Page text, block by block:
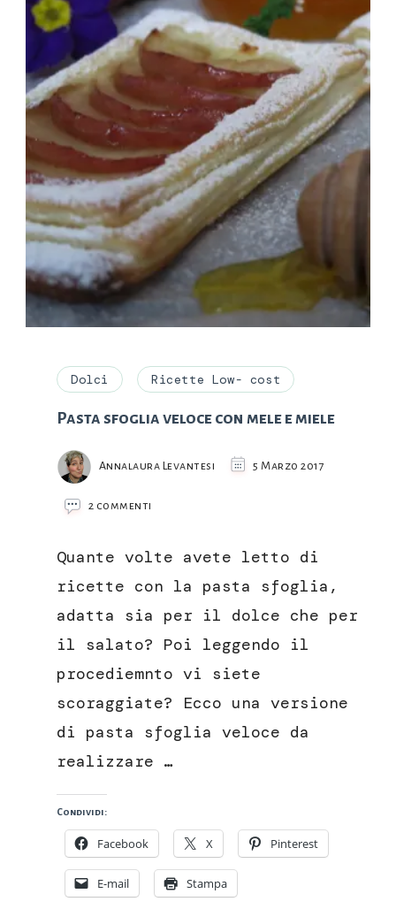
Dolci Ricette Low- cost
Pasta sfoglia veloce con mele e miele
Annalaura Levantesi 5 Marzo 2017
2 commenti
veloce
e
Quante volte avete letto di
ricette con la pasta sfoglia,
adatta sia per il dolce che per
il salato? Poi leggendo il
procediemnto vi siete
scoraggiate? Ecco una versione
di pasta sfoglia veloce da
realizzare …
Condividi:
Facebook X Pinterest
E-mail Stampa